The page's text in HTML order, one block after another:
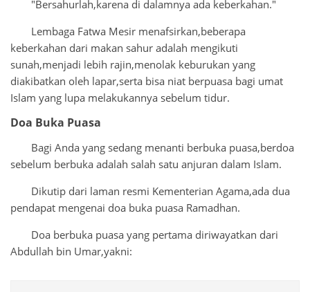
"Bersahurlah,karena di dalamnya ada keberkahan."
Lembaga Fatwa Mesir menafsirkan,beberapa
keberkahan dari makan sahur adalah mengikuti
sunah,menjadi lebih rajin,menolak keburukan yang
diakibatkan oleh lapar,serta bisa niat berpuasa bagi umat
Islam yang lupa melakukannya sebelum tidur.
Doa Buka Puasa
Bagi Anda yang sedang menanti berbuka puasa,berdoa
sebelum berbuka adalah salah satu anjuran dalam Islam.
Dikutip dari laman resmi Kementerian Agama,ada dua
pendapat mengenai doa buka puasa Ramadhan.
Doa berbuka puasa yang pertama diriwayatkan dari
Abdullah bin Umar,yakni: